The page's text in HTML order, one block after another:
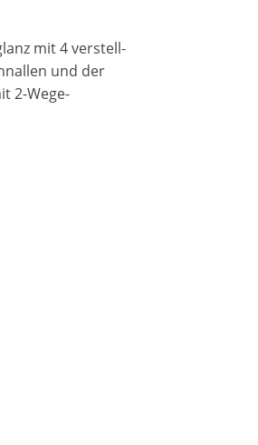
mit 4 verstell-
und der
2-Wege-